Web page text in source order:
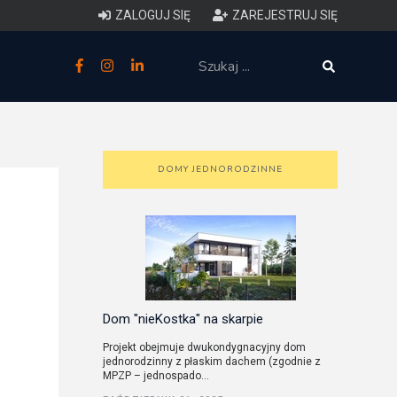
ZALOGUJ SIĘ ZAREJESTRUJ SIĘ
zakres i forma projektu
przestrzennym
DOMY JEDNORODZINNE
Dom "nieKostka" na skarpie
Projekt obejmuje dwukondygnacyjny dom
jednorodzinny z płaskim dachem (zgodnie z
MPZP – jednospado...